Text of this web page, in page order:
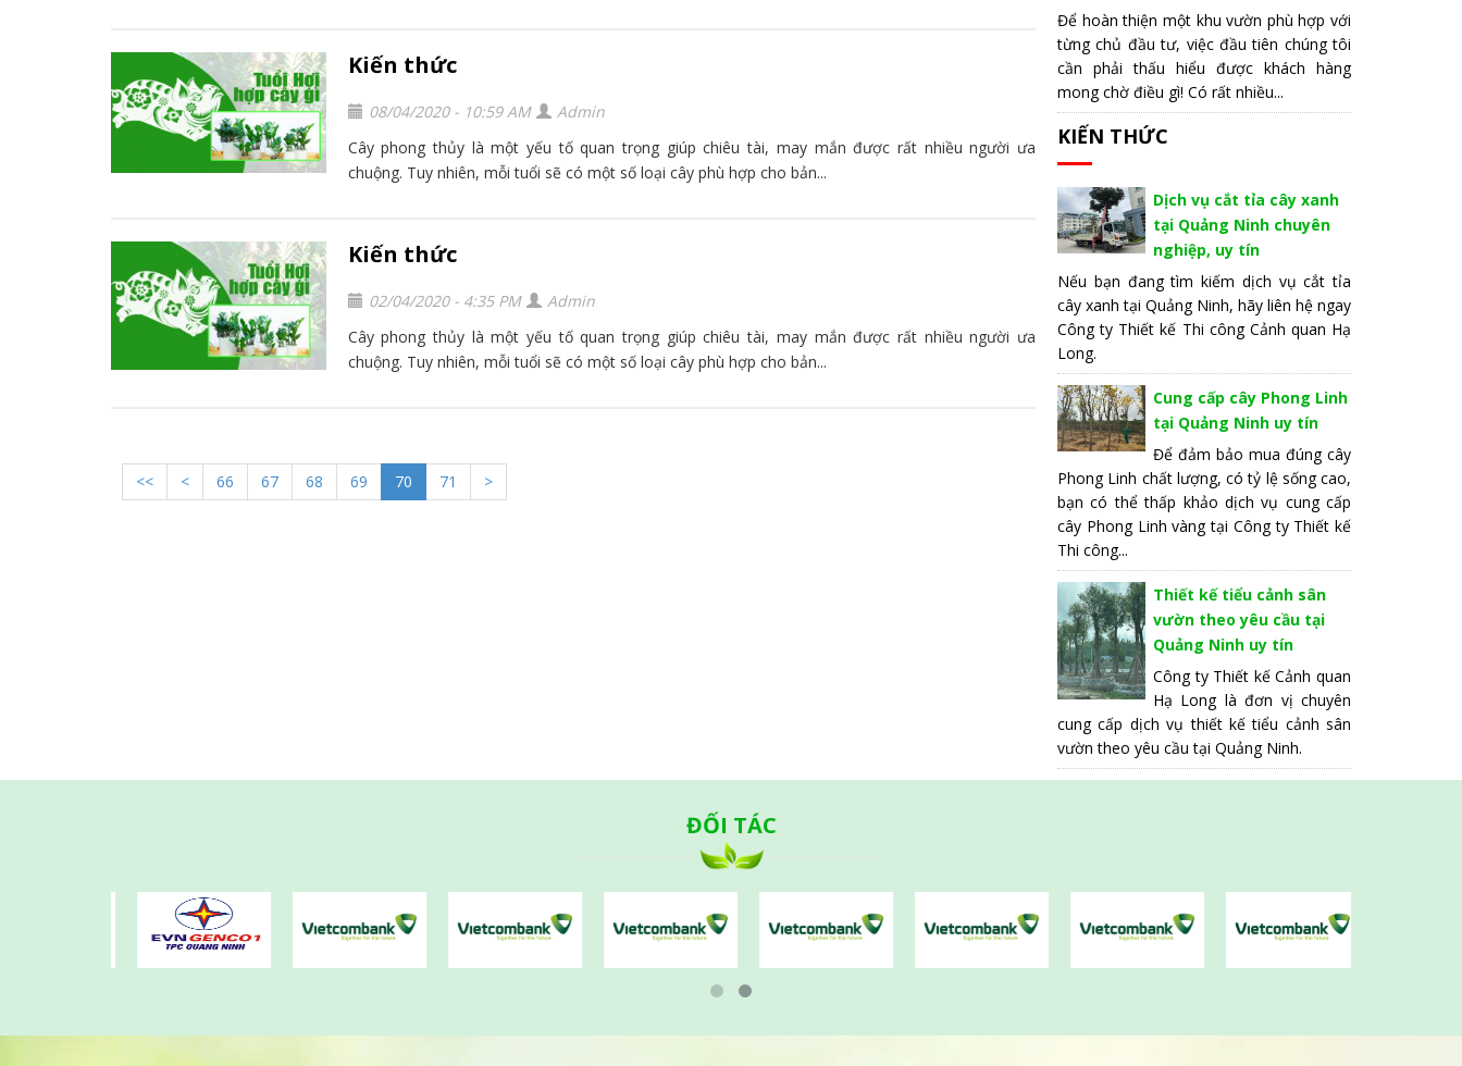
Kiến thức
08/04/2020 - 10:59 AM
Admin
Cây phong thủy là một yếu tố quan trọng giúp chiêu tài, may mắn được rất nhiều người ưa
chuộng. Tuy nhiên, mỗi tuổi sẽ có một số loại cây phù hợp cho bản...
Kiến thức
02/04/2020 - 4:35 PM
Admin
Cây phong thủy là một yếu tố quan trọng giúp chiêu tài, may mắn được rất nhiều người ưa
chuộng. Tuy nhiên, mỗi tuổi sẽ có một số loại cây phù hợp cho bản...
<< < 66 67 68 69 70 71 >
Để hoàn thiện một khu vườn phù hợp với
từng chủ đầu tư, việc đầu tiên chúng tôi
cần phải thấu hiểu được khách hàng
mong chờ điều gì! Có rất nhiều...
KIẾN THỨC
Dịch vụ cắt tỉa cây xanh
tại Quảng Ninh chuyên
nghiệp, uy tín
Nếu bạn đang tìm kiếm dịch vụ cắt tỉa
cây xanh tại Quảng Ninh, hãy liên hệ ngay
Công ty Thiết kế Thi công Cảnh quan Hạ
Long.
Cung cấp cây Phong Linh
tại Quảng Ninh uy tín
Để đảm bảo mua đúng cây
Phong Linh chất lượng, có tỷ lệ sống cao,
bạn có thể thấp khảo dịch vụ cung cấp
cây Phong Linh vàng tại Công ty Thiết kế
Thi công...
Thiết kế tiểu cảnh sân
vườn theo yêu cầu tại
Quảng Ninh uy tín
Công ty Thiết kế Cảnh quan
Hạ Long là đơn vị chuyên
cung cấp dịch vụ thiết kế tiểu cảnh sân
vườn theo yêu cầu tại Quảng Ninh.
ĐỐI TÁC